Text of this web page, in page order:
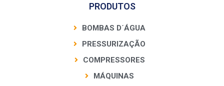
PRODUTOS
BOMBAS D´ÁGUA
PRESSURIZAÇÃO
COMPRESSORES
MÁQUINAS